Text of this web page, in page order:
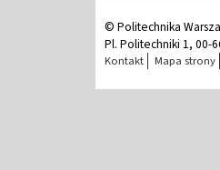
© Politechnika
Pl. Politechniki 1, 00-
Kontakt Mapa strony